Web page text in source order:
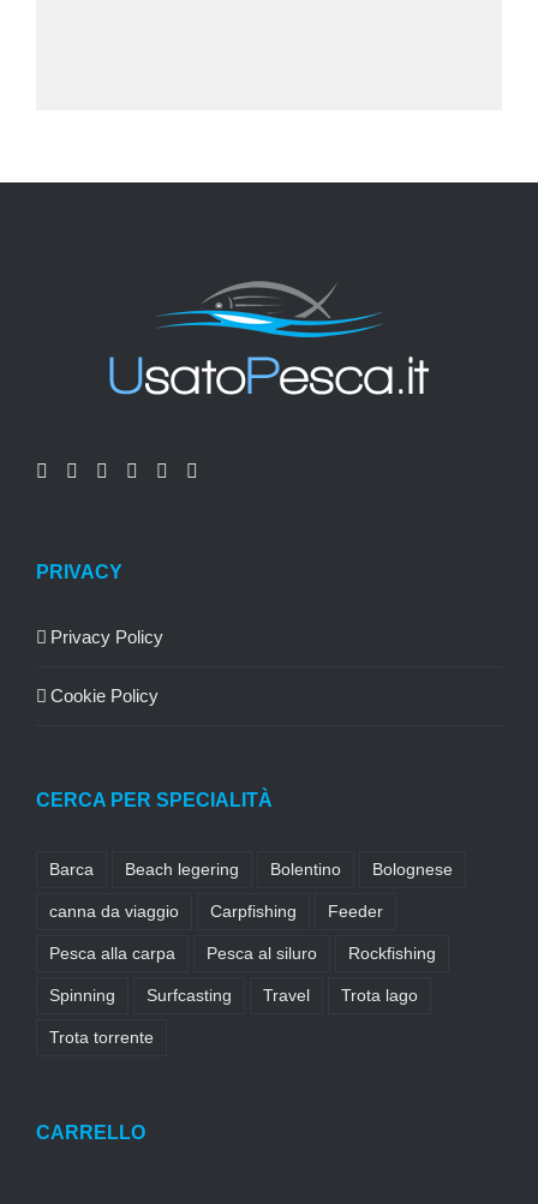
PRIVACY
Privacy Policy
Cookie Policy
CERCA PER SPECIALITÀ
Barca Beach legering Bolentino Bolognese
canna da viaggio Carpfishing Feeder
Pesca alla carpa Pesca al siluro Rockfishing
Spinning Surfcasting Travel Trota lago
Trota torrente
CARRELLO